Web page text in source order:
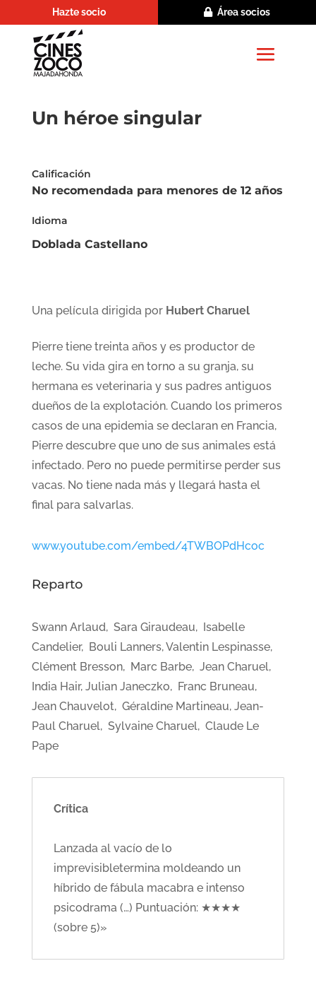
Hazte socio Área socios
Un héroe singular
Calificación
No recomendada para menores de 12 años
Idioma
Doblada Castellano
Una película dirigida por Hubert Charuel
Pierre tiene treinta años y es productor de
leche. Su vida gira en torno a su granja, su
hermana es veterinaria y sus padres antiguos
dueños de la explotación. Cuando los primeros
casos de una epidemia se declaran en Francia,
Pierre descubre que uno de sus animales está
infectado. Pero no puede permitirse perder sus
vacas. No tiene nada más y llegará hasta el
final para salvarlas.
www.youtube.com/embed/4TWBOPdHcoc
Reparto
Swann Arlaud, Sara Giraudeau, Isabelle
Candelier, Bouli Lanners, Valentin Lespinasse,
Clément Bresson, Marc Barbe, Jean Charuel,
India Hair, Julian Janeczko, Franc Bruneau,
Jean Chauvelot, Géraldine Martineau, Jean-
Paul Charuel, Sylvaine Charuel, Claude Le
Pape
Crítica
Lanzada al vacío de lo
imprevisibletermina moldeando un
híbrido de fábula macabra e intenso
psicodrama (…) Puntuación: ★★★★
(sobre 5)»